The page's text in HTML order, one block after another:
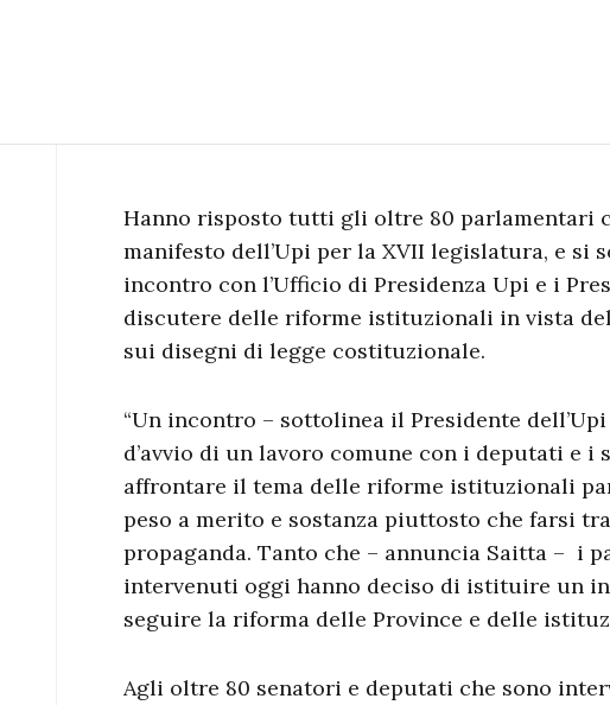
Hanno risposto tutti gli oltre 80 parlamentari
manifesto dell’Upi per la XVII legislatura, e si
incontro con l’Ufficio di Presidenza Upi e i
discutere delle riforme istituzionali in vista
sui disegni di legge costituzionale.
“Un incontro – sottolinea il Presidente
d’avvio di un lavoro comune con i deputati e i
affrontare il tema delle riforme istituzionali
peso a merito e sostanza piuttosto che farsi
propaganda. Tanto che – annuncia Saitta – i
intervenuti oggi hanno deciso di istituire un
seguire la riforma delle Province e delle
Agli oltre 80 senatori e deputati che sono